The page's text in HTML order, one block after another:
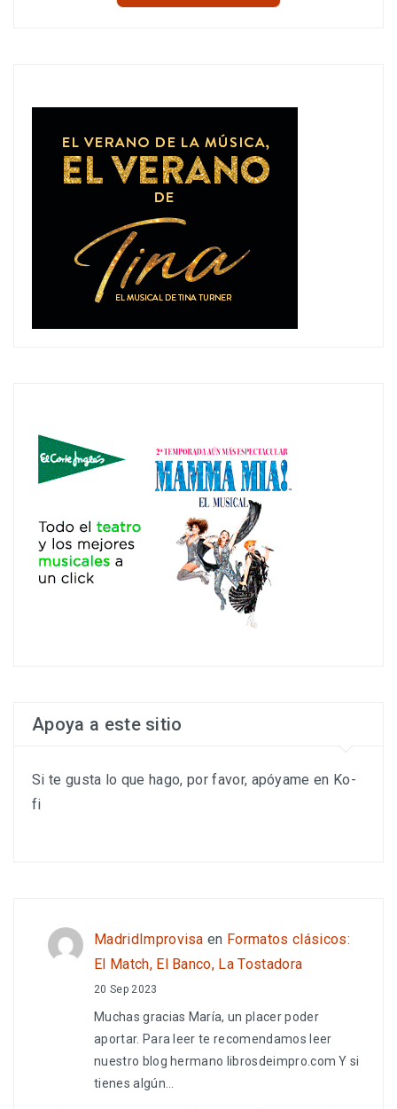
Apoya a este sitio
Si te gusta lo que hago, por favor, apóyame en Ko-
fi
MadridImprovisa en Formatos clásicos:
El Match, El Banco, La Tostadora
20 Sep 2023
Muchas gracias María, un placer poder
aportar. Para leer te recomendamos leer
nuestro blog hermano librosdeimpro.com Y si
tienes algún…